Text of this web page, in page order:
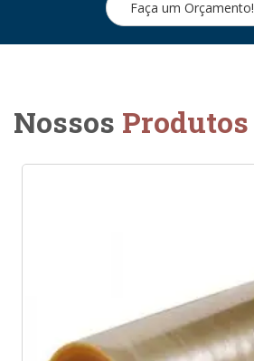
Faça um Orçamento!
Nossos Produtos